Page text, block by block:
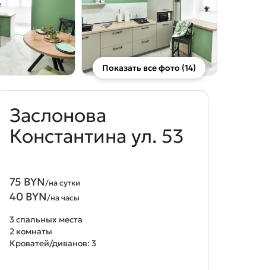
Показать все фото (14)
Заслонова
Константина ул. 53
75 BYN/на сутки
40 BYN/на часы
3 спальных места
2 комнаты
Кроватей/диванов: 3